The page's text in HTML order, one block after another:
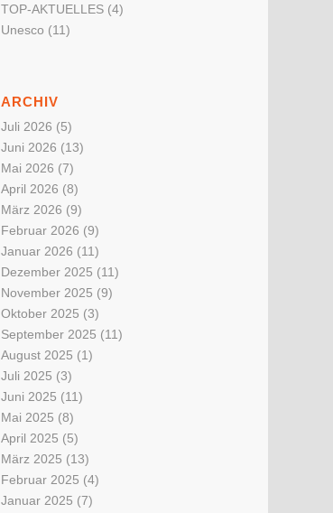
TOP-AKTUELLES (4)
Unesco (11)
ARCHIV
Juli 2026 (5)
Juni 2026 (13)
Mai 2026 (7)
April 2026 (8)
März 2026 (9)
Februar 2026 (9)
Januar 2026 (11)
Dezember 2025 (11)
November 2025 (9)
Oktober 2025 (3)
September 2025 (11)
August 2025 (1)
Juli 2025 (3)
Juni 2025 (11)
Mai 2025 (8)
April 2025 (5)
März 2025 (13)
Februar 2025 (4)
Januar 2025 (7)